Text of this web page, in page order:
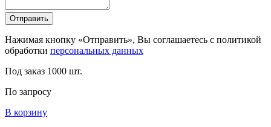
Отправить
Нажимая кнопку «Отправить», Вы соглашаетесь с политикой
обработки персональных данных
Под заказ 1000 шт.
По запросу
В корзину